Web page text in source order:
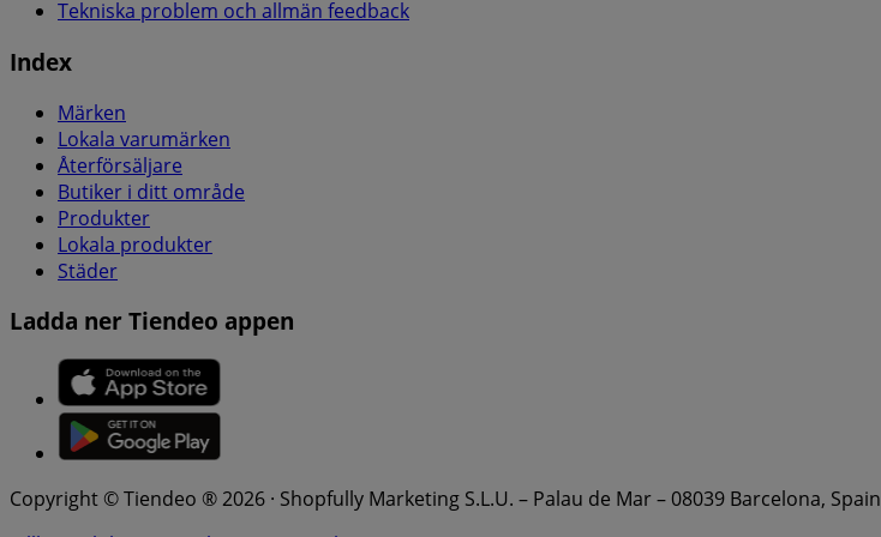
Tekniska problem och allmän feedback
Index
Märken
Lokala varumärken
Återförsäljare
Butiker i ditt område
Produkter
Lokala produkter
Städer
Ladda ner Tiendeo appen
Copyright © Tiendeo ® 2026 · Shopfully Marketing S.L.U. – Palau de Mar – 08039 Barcelona, Spain